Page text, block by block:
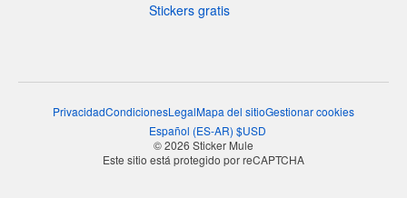
Stickers gratis
PrivacidadCondicionesLegalMapa del sitioGestionar cookies
Español (ES-AR) $USD
© 2026 Sticker Mule
Este sitio está protegido por reCAPTCHA